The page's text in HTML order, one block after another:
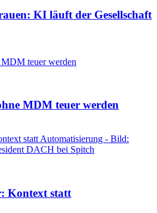
KI läuft der Gesellschaft
MDM teuer werden
Kontext statt